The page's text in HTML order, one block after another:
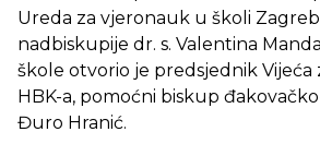
Ureda za vjeronauk u školi
nadbiskupije dr. s. Valentina
škole otvorio je predsjednik Vijeća
HBK-a, pomoćni biskup
Đuro Hranić.